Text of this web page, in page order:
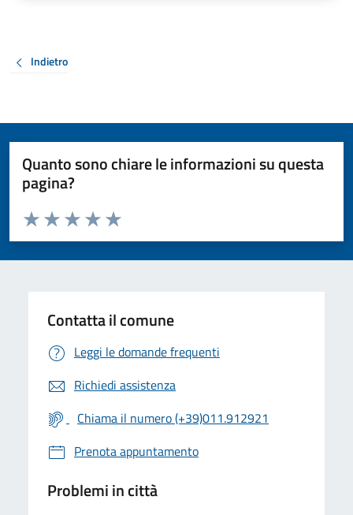
Indietro
Quanto sono chiare le informazioni su questa
pagina?
Valuta da 1 a 5 stelle la pagina
Valuta 5 stelle su 5
Valuta 4 stelle su 5
Valuta 3 stelle su 5
Valuta 2 stelle su 5
Valuta 1 stelle su 5
Contatta il comune
Leggi le domande frequenti
Richiedi assistenza
Chiama il numero (+39)011.912921
Prenota appuntamento
Problemi in città